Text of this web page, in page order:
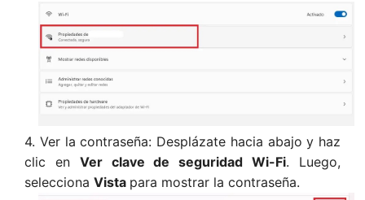
4. Ver la contraseña: Desplázate hacia abajo y haz
clic en Ver clave de seguridad Wi-Fi. Luego,
selecciona Vista para mostrar la contraseña.